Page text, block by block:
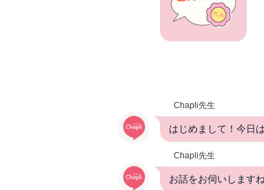
Chapli先生
はじめまして！今日
Chapli先生
お話をお伺いします